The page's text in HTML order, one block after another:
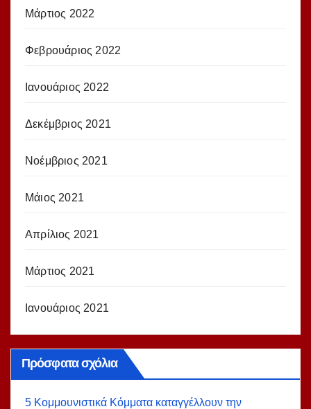
Μάρτιος 2022
Φεβρουάριος 2022
Ιανουάριος 2022
Δεκέμβριος 2021
Νοέμβριος 2021
Μάιος 2021
Απρίλιος 2021
Μάρτιος 2021
Ιανουάριος 2021
Πρόσφατα σχόλια
5 Κομμουνιστικά Κόμματα καταγγέλλουν την